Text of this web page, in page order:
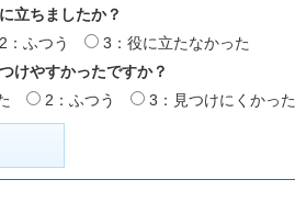
立ちましたか？
2：ふつう
3：役に立たなかった
けやすかったですか？
2：ふつう 3：見つけにくかった